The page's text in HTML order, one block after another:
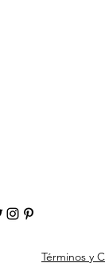
Términos y